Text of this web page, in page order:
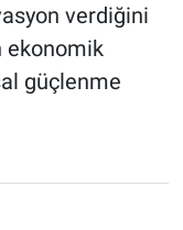
verdiğini
ekonomik
güçlenme